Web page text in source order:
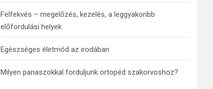
Felfekvés – megelőzés, kezelés, a leggyakoribb
előfordulási helyek
Egészséges életmód az irodában
Milyen panaszokkal forduljunk ortopéd szakorvoshoz?